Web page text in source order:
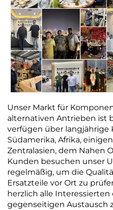
Unser Markt für
alternativen Antrieben ist
verfügen über langjährige
Südamerika, Afrika,
Zentralasien, dem Nahen
Kunden besuchen unser
regelmäßig, um die
Ersatzteile vor Ort zu
herzlich alle Interessierten
gegenseitigen Austausch